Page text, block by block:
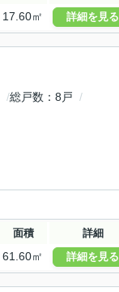
17.60㎡ 詳細を見る
総戸数
8戸
面積 詳細
61.60㎡ 詳細を見る